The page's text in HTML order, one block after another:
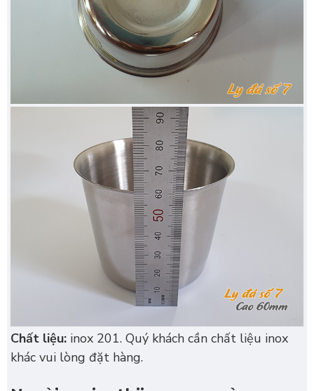
Chất liệu: inox 201. Quý khách cần chất liệu inox
khác vui lòng đặt hàng.